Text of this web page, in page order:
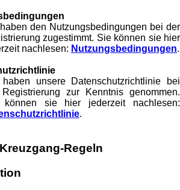
den Nutzungsbedingungen bei der
zugestimmt. Sie können sie hier
nachlesen: Nutzungsbedingungen.
unsere Datenschutzrichtlinie bei
zur Kenntnis genommen.
können sie hier jederzeit nachlesen:
.
Regeln